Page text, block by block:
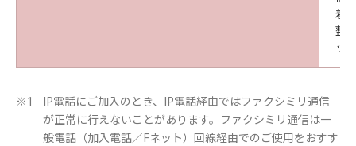
着
整
ッ
※1
IP電話にご加入のとき、IP電話経由ではファクシミリ通信
が正常に行えないことがあります。ファクシミリ通信は一
般電話（加入電話／Fネット）回線経由でのご使用をおすす